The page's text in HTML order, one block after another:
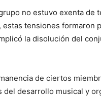
no estuvo exenta de
tensiones formaron
la disolución del
de ciertos
del desarrollo musical y